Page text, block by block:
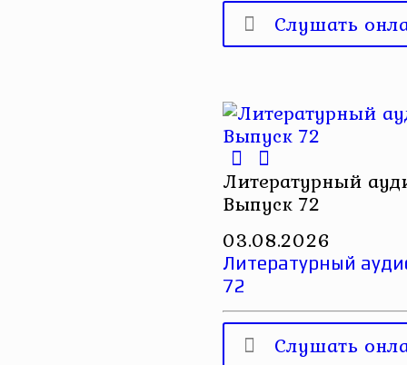
Слушать
Литературный
Выпуск 72
03.08.2026
Литературный
72
Слушать